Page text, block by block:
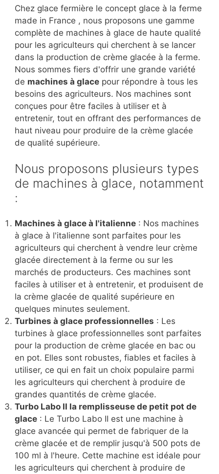
Chez glace fermière le concept glace à la ferme
made in France , nous proposons une gamme
complète de machines à glace de haute qualité
pour les agriculteurs qui cherchent à se lancer
dans la production de crème glacée à la ferme.
Nous sommes fiers d'offrir une grande variété
de machines à glace pour répondre à tous les
besoins des agriculteurs. Nos machines sont
conçues pour être faciles à utiliser et à
entretenir, tout en offrant des performances de
haut niveau pour produire de la crème glacée
de qualité supérieure.
Nous proposons plusieurs types
de machines à glace, notamment
:
Machines à glace à l'italienne : Nos machines
à glace à l'italienne sont parfaites pour les
agriculteurs qui cherchent à vendre leur crème
glacée directement à la ferme ou sur les
marchés de producteurs. Ces machines sont
faciles à utiliser et à entretenir, et produisent de
la crème glacée de qualité supérieure en
quelques minutes seulement.
Turbines à glace professionnelles : Les
turbines à glace professionnelles sont parfaites
pour la production de crème glacée en bac ou
en pot. Elles sont robustes, fiables et faciles à
utiliser, ce qui en fait un choix populaire parmi
les agriculteurs qui cherchent à produire de
grandes quantités de crème glacée.
Turbo Labo II la remplisseuse de petit pot de
glace : Le Turbo Labo II est une machine à
glace avancée qui permet de fabriquer de la
crème glacée et de remplir jusqu'à 500 pots de
100 ml à l'heure. Cette machine est idéale pour
les agriculteurs qui cherchent à produire de